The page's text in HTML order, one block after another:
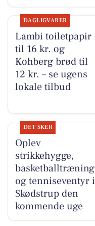
DAGLIGVARER
Lambi toiletpapir
til 16 kr. og
Kohberg brød til
12 kr. – se ugens
lokale tilbud
DET SKER
Oplev
strikkehygge,
basketballtræning
og tenniseventyr i
Skødstrup den
kommende uge